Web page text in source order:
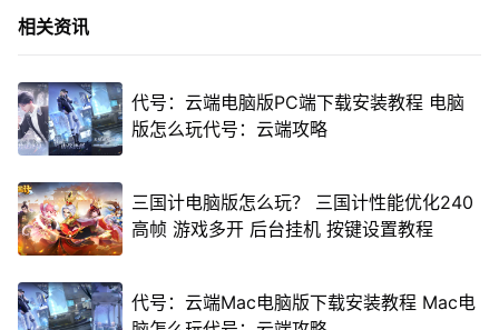
相关资讯
代号：云端电脑版PC端下载安装教程 电脑
版怎么玩代号：云端攻略
三国计电脑版怎么玩？ 三国计性能优化240
高帧 游戏多开 后台挂机 按键设置教程
代号：云端Mac电脑版下载安装教程 Mac电